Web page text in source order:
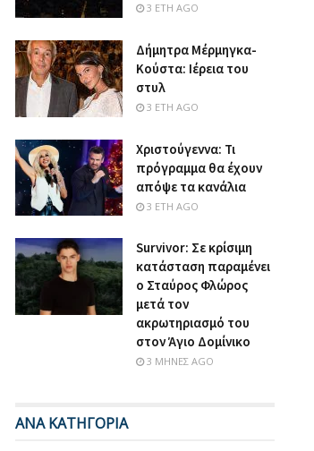
3 ΈΤΗ AGO
Δήμητρα Μέρμηγκα-
Κούστα: Ιέρεια του
στυλ
3 ΈΤΗ AGO
Χριστούγεννα: Τι
πρόγραμμα θα έχουν
απόψε τα κανάλια
3 ΈΤΗ AGO
Survivor: Σε κρίσιμη
κατάσταση παραμένει
ο Σταύρος Φλώρος
μετά τον
ακρωτηριασμό του
στον Άγιο Δομίνικο
3 ΜΉΝΕΣ AGO
ΑΝΑ ΚΑΤΗΓΟΡΙΑ